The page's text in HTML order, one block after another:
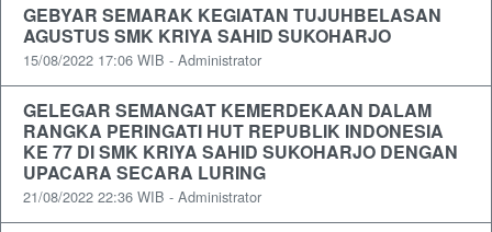
GEBYAR SEMARAK KEGIATAN TUJUHBELASAN
AGUSTUS SMK KRIYA SAHID SUKOHARJO
15/08/2022 17:06 WIB - Administrator
GELEGAR SEMANGAT KEMERDEKAAN DALAM
RANGKA PERINGATI HUT REPUBLIK INDONESIA
KE 77 DI SMK KRIYA SAHID SUKOHARJO DENGAN
UPACARA SECARA LURING
21/08/2022 22:36 WIB - Administrator